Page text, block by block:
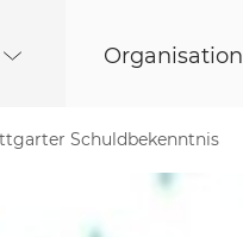
Organisation
Schuldbekenntnis